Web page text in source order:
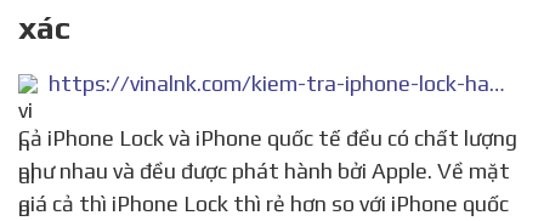
xác
https://vinalnk.com/kiem-tra-iphone-lock-hay-quoc-te-n63.html
Cả iPhone Lock và iPhone quốc tế đều có chất lượng
như nhau và đều được phát hành bởi Apple. Về mặt
giá cả thì iPhone Lock thì rẻ hơn so với iPhone quốc